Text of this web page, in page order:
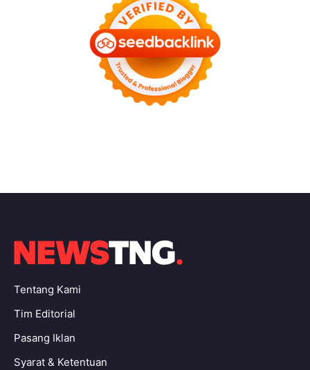
Tentang Kami
Tim Editorial
Pasang Iklan
Syarat & Ketentuan